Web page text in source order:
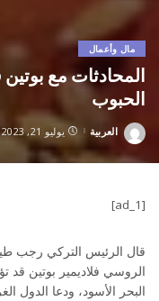
مال وأعمال
المحادثات مع
الحبوب
Posted
by
العربية يوليو 21, 2023
[ad_1]
قال الرئيس التركي رجب
الروسي فلاديمير بوتين قد
البحر الأسود، ودعا الدول